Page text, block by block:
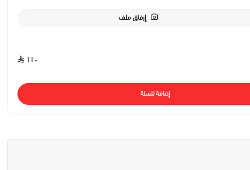
إرفاق ملف
١١٠
إضافة للسلة